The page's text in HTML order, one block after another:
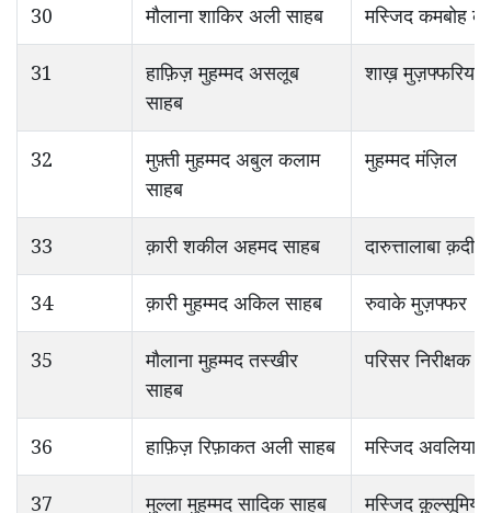
30 मौलाना शाकिर अली साहब मस्जिद कमबोह
31
हाफ़िज़ मुहम्मद असलूब
साहब
शाख़ मुज़फ्फरिया
32
मुफ़्ती मुहम्मद अबुल कलाम
साहब
मुहम्मद मंज़िल
33 क़ारी शकील अहमद साहब दारुत्तालाबा क़दीम
34 क़ारी मुहम्मद अकिल साहब रुवाके मुज़फ्फर
35
मौलाना मुहम्मद तस्खीर
साहब
परिसर निरीक्षक
36 हाफ़िज़ रिफ़ाकत अली साहब मस्जिद अवलिया
37 मुल्ला मुहम्मद सादिक साहब मस्जिद क़ुल्सूमिया